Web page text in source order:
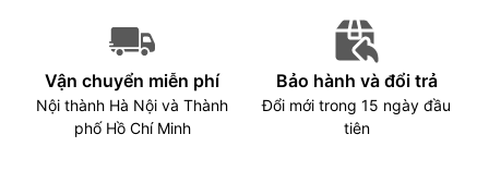
Vận chuyển miễn phí
Nội thành Hà Nội và Thành
phố Hồ Chí Minh
Bảo hành và đổi trả
Đổi mới trong 15 ngày đầu
tiên